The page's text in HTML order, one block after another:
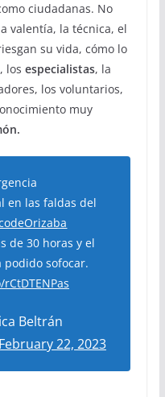
ciudadanas. No
valentía, la técnica, el
su vida, cómo lo
los especialistas, la
los voluntarios,
muy
en las faldas del
de 30 horas y el
podido sofocar.
Beltrán
February 22, 2023